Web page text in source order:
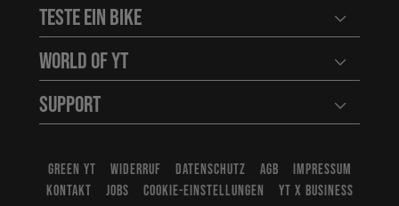
Teste ein Bike
World of YT
Support
GREEN YT WIDERRUF DATENSCHUTZ AGB
IMPRESSUM
KONTAKT
JOBS COOKIE-EINSTELLUNGEN
YT X BUSINESS